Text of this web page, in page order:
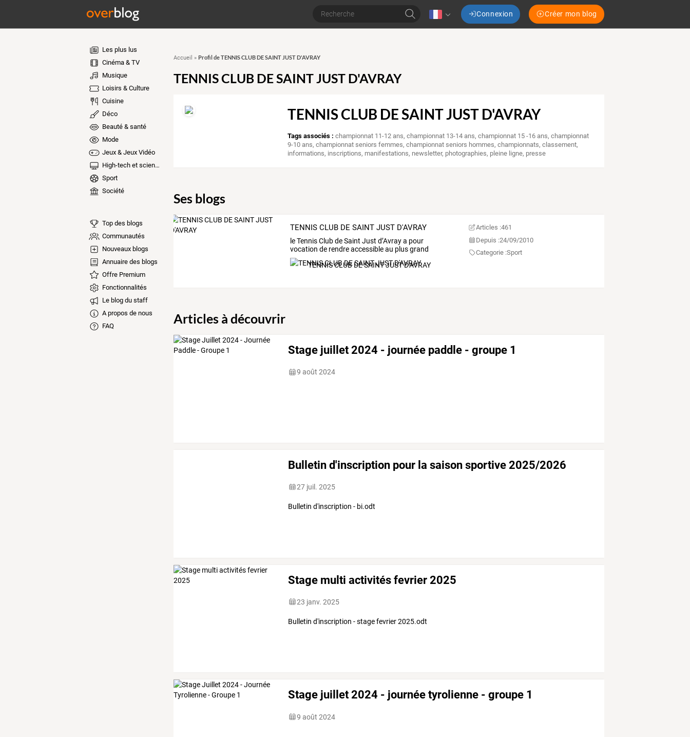
Connexion Créer mon blog
Les plus lus
Cinéma & TV
Musique
Loisirs & Culture
Cuisine
Déco
Beauté & santé
Mode
Jeux & Jeux Vidéo
High-tech et sciences
Sport
Société
Top des blogs
Communautés
Nouveaux blogs
Annuaire des blogs
Offre Premium
Fonctionnalités
Le blog du staff
A propos de nous
FAQ
Accueil » Profil de TENNIS CLUB DE SAINT JUST D'AVRAY
TENNIS CLUB DE SAINT JUST D'AVRAY
TENNIS CLUB DE SAINT JUST D'AVRAY
Tags associés : championnat 11-12 ans,championnat 13-14 ans,championnat 15 -16 ans,championnat
9-10 ans,championnat seniors femmes,championnat seniors hommes,championnats,classement,
informations, inscriptions, manifestations, newsletter, photographies, pleine ligne, presse
Ses blogs
TENNIS CLUB DE SAINT JUST D'AVRAY
leTennisClubdeSaint Just d’Avraya pour
vocation derendreaccessibleau plusgrand
nombre
TENNIS CLUB DE SAINT JUST D'AVRAY
Articles :461
Depuis :24/09/2010
Categorie :Sport
Articles à découvrir
Stage juillet 2024 - journée paddle - groupe 1
9 août 2024
Bulletin d'inscription pour la saison sportive 2025/2026
27 juil. 2025
Bulletin d'inscription - bi.odt
Stage multi activités fevrier 2025
23 janv. 2025
Bulletin d'inscription - stage fevrier 2025.odt
Stage juillet 2024 - journée tyrolienne - groupe 1
9 août 2024